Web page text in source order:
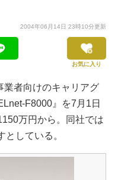
2004年06月14日 23時10分更新
お気に入り
業者向けのキャリアグ
F8000』を7月1日
万円から。同社では
している。